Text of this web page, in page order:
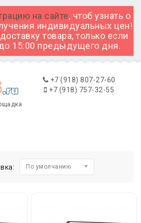
на сайте, чтоб узнать о
индивидуальных цен!
товара, только если
15:00 предыдущего дня.
+7 (918) 807-27-60
+7 (918) 757-32-55
По умолчанию